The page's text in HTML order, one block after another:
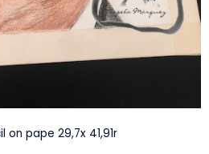
on pape 29,7x 41,91r